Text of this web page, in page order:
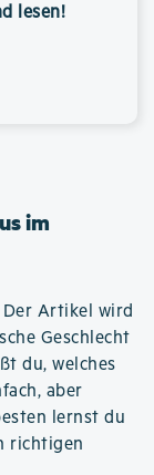
lesen!
im
Der Artikel wird
Geschlecht
du, welches
aber
lernst du
richtigen